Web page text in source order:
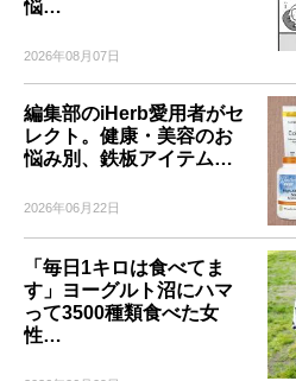
悩…
2026年08月07日
編集部のiHerb愛用者がセ
レクト。健康・美容のお
悩み別、鉄板アイテム…
2026年06月22日
「毎日1キロは食べてま
す」ヨーグルト沼にハマ
って3500種類食べた女
性…